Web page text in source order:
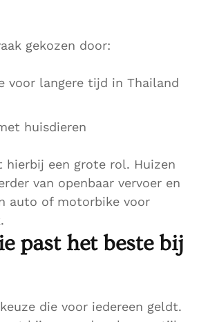
gekozen door:
voor langere tijd in Thailand
huisdieren
hierbij een grote rol. Huizen
van openbaar vervoer en
auto of motorbike voor
past het beste bij
die voor iedereen geldt.